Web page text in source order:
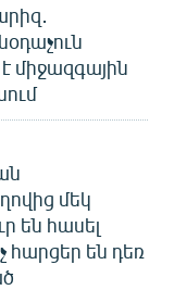
միջազգային
մեկ
են հասել
հարցեր են դեռ